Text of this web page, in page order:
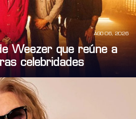
AGO 06, 2026
Weezer que reúne a
celebridades